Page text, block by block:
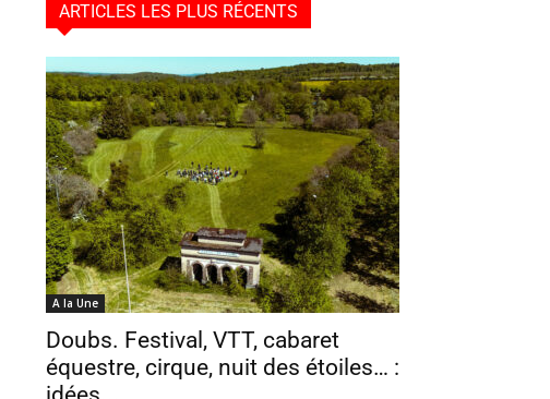
ARTICLES LES PLUS RÉCENTS
A la Une
Doubs. Festival, VTT, cabaret
équestre, cirque, nuit des étoiles… :